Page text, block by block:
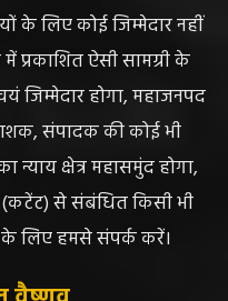
में उपयोगकर्ताओं द्वारा
आदि) शामिल होगी,
के लिए कोई जिम्मेदार नहीं
प्रकाशित ऐसी सामग्री के
जिम्मेदार होगा, महाजनपद
संपादक की कोई भी
न्याय क्षेत्र महासमुंद होगा,
से संबंधित किसी भी